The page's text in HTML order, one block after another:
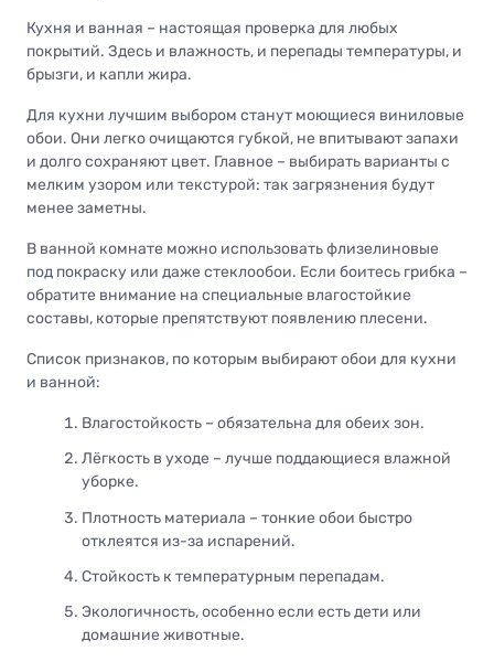
Кухня и ванная – настоящая проверка для любых
покрытий. Здесь и влажность, и перепады температуры, и
брызги, и капли жира.
Для кухни лучшим выбором станут моющиеся виниловые
обои. Они легко очищаются губкой, не впитывают запахи
и долго сохраняют цвет. Главное – выбирать варианты с
мелким узором или текстурой: так загрязнения будут
менее заметны.
В ванной комнате можно использовать флизелиновые
под покраску или даже стеклообои. Если боитесь грибка –
обратите внимание на специальные влагостойкие
составы, которые препятствуют появлению плесени.
Список признаков, по которым выбирают обои для кухни
и ванной:
Влагостойкость – обязательна для обеих зон.
Лёгкость в уходе – лучше поддающиеся влажной
уборке.
Плотность материала – тонкие обои быстро
отклеятся из-за испарений.
Стойкость к температурным перепадам.
Экологичность, особенно если есть дети или
домашние животные.